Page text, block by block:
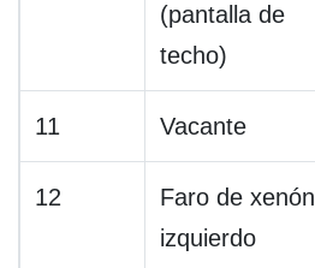
(pantalla de
techo)
11 Vacante
12
Faro de xenón
izquierdo